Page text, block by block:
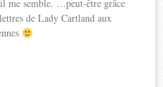
me semble. …peut-être grâce
de Lady Cartland aux